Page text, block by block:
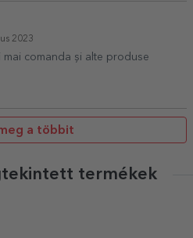
2023
comanda și alte produse
a többit
termékek